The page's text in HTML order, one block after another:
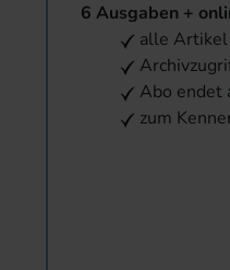
6 Ausgaben +
alle
Abo endet
zum